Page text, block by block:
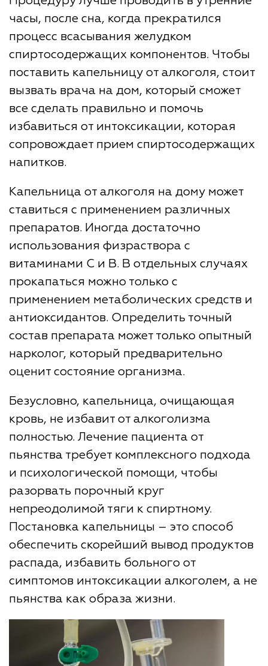
часы, после сна, когда прекратился
процесс всасывания желудком
спиртосодержащих компонентов. Чтобы
поставить капельницу от алкоголя, стоит
вызвать врача на дом, который сможет
все сделать правильно и помочь
избавиться от интоксикации, которая
сопровождает прием спиртосодержащих
напитков.
Капельница от алкоголя на дому может
ставиться с применением различных
препаратов. Иногда достаточно
использования физраствора с
витаминами C и B. В отдельных случаях
прокапаться можно только с
применением метаболических средств и
антиоксидантов. Определить точный
состав препарата может только опытный
нарколог, который предварительно
оценит состояние организма.
Безусловно, капельница, очищающая
кровь, не избавит от алкоголизма
полностью. Лечение пациента от
пьянства требует комплексного подхода
и психологической помощи, чтобы
разорвать порочный круг
непреодолимой тяги к спиртному.
Постановка капельницы ― это способ
обеспечить скорейший вывод продуктов
распада, избавить больного от
симптомов интоксикации алкоголем, а не
пьянства как образа жизни.